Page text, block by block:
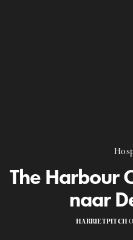
The Harbour
naar
HARRIETPITCH